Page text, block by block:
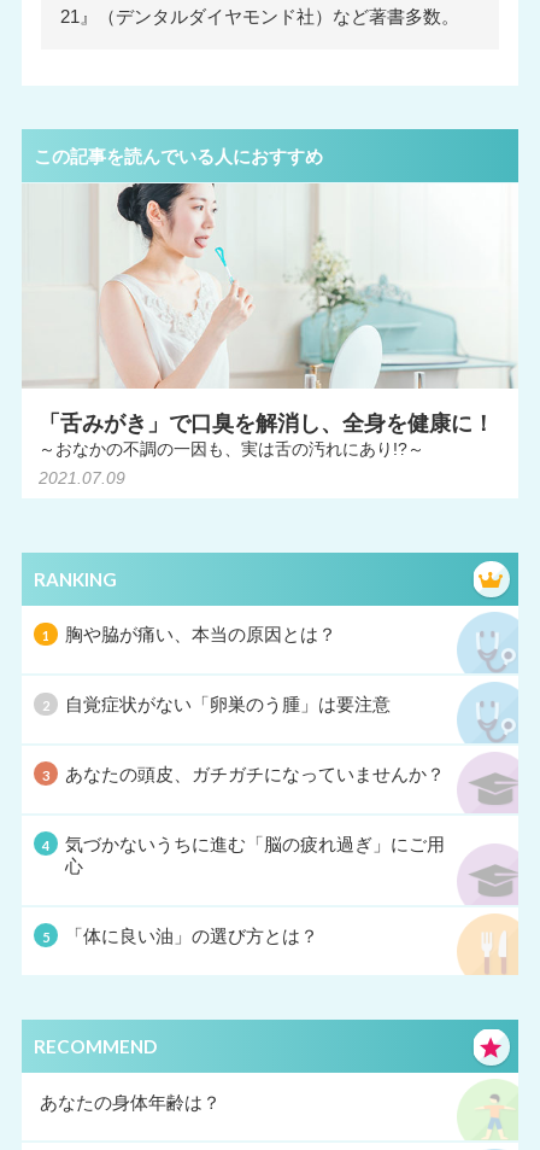
21』（デンタルダイヤモンド社）など著書多数。
この記事を読んでいる人におすすめ
「舌みがき」で口臭を解消し、全身を健康に！
～おなかの不調の一因も、実は舌の汚れにあり!?～
2021.07.09
RANKING
胸や脇が痛い、本当の原因とは？
自覚症状がない「卵巣のう腫」は要注意
あなたの頭皮、ガチガチになっていませんか？
気づかないうちに進む「脳の疲れ過ぎ」にご用
心
「体に良い油」の選び方とは？
RECOMMEND
あなたの身体年齢は？